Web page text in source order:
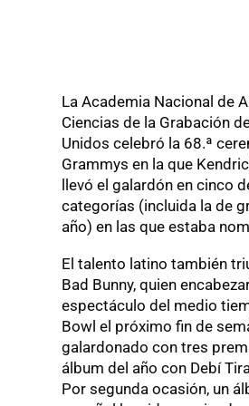
La Academia Nacional de
Ciencias de la Grabación
Unidos celebró la 68.ª
Grammys en la que
llevó el galardón en cinco
categorías (incluida la de
año) en las que estaba
El talento latino también
Bad Bunny, quien
espectáculo del medio
Bowl el próximo fin de
galardonado con tres
álbum del año con Debí
Por segunda ocasión, un